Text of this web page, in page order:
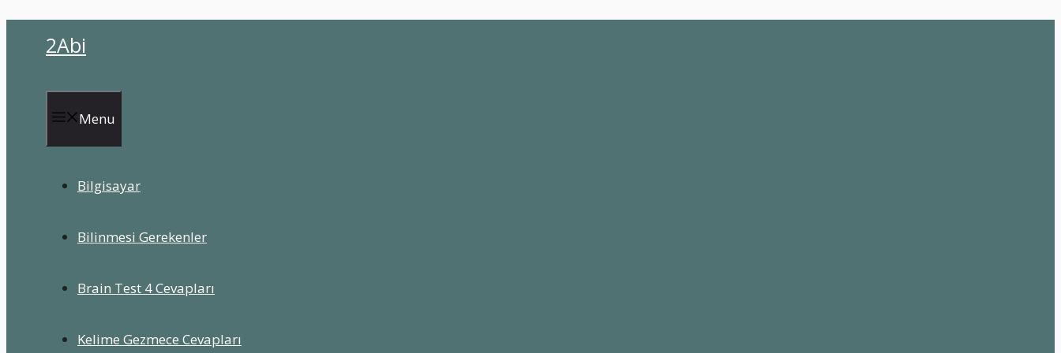
2Abi
Menu
Bilgisayar
Bilinmesi Gerekenler
Brain Test 4 Cevapları
Kelime Gezmece Cevapları